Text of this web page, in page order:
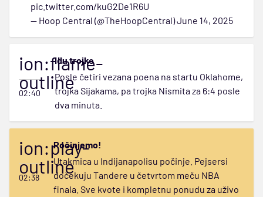
pic.twitter.com/kuG2De1R6U
— Hoop Central (@TheHoopCentral)June 14, 2025
ion:flame-
outline
02:40
Idu trojke
Posle četiri vezana poena na startu Oklahome,
trojka Sijakama, pa trojka Nismita za 6:4 posle
dva minuta.
ion:play-
outline
02:38
Počinjemo!
Utakmica u Indijanapolisu počinje. Pejsersi
dočekuju Tandere u četvrtom meču NBA
finala. Sve kvote i kompletnu ponudu za uživo